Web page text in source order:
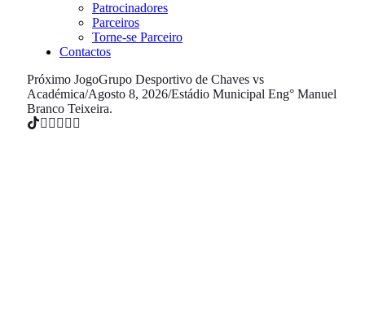
Patrocinadores
Parceiros
Torne-se Parceiro
Contactos
Próximo JogoGrupo Desportivo de Chaves vs
Académica/Agosto 8, 2026/Estádio Municipal Eng° Manuel
Branco Teixeira.